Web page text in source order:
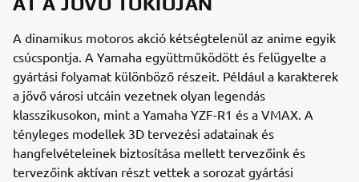
A dinamikus motoros akció kétségtelenül az anime egyik
csúcspontja. A Yamaha együttműködött és felügyelte a
gyártási folyamat különböző részeit. Például a karakterek
a jövő városi utcáin vezetnek olyan legendás
klasszikusokon, mint a Yamaha YZF-R1 és a VMAX. A
tényleges modellek 3D tervezési adatainak és
hangfelvételeinek biztosítása mellett tervezőink és
tervezőink aktívan részt vettek a sorozat gyártási